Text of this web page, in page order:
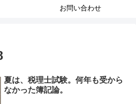
お問い合わせ
夏は、税理士試験。何年も受から
なかった簿記論。